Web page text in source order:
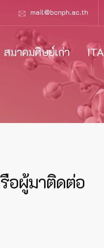
mail@bcnph.ac.th
สมาคมศิษย์เก่า ITA
อผู้มาติดต่อ